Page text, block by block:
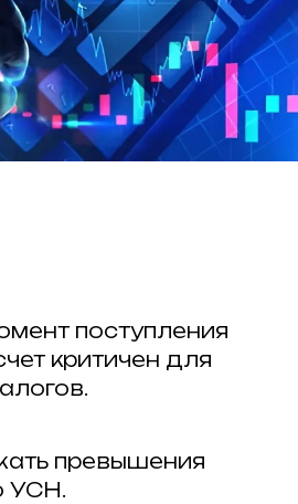
поступления
критичен для
превышения
УСН.